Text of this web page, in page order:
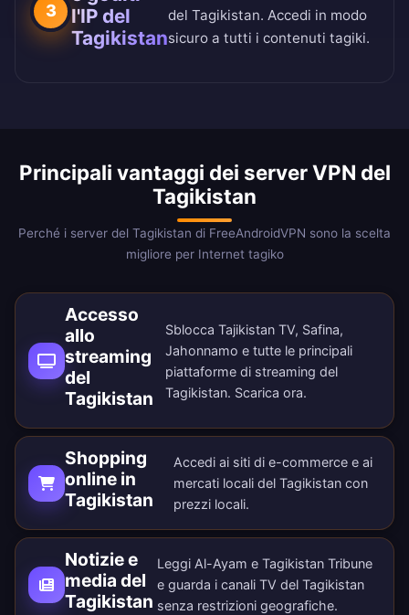
3
l'IP del
Tagikistan
del Tagikistan. Accedi in modo
sicuro a tutti i contenuti tagiki.
Principali vantaggi dei server VPN del
Tagikistan
Perché i server del Tagikistan di FreeAndroidVPN sono la scelta
migliore per Internet tagiko
Accesso
allo
streaming
del
Tagikistan
Sblocca Tajikistan TV, Safina,
Jahonnamo e tutte le principali
piattaforme di streaming del
Tagikistan. Scarica ora.
Shopping
online in
Tagikistan
Accedi ai siti di e-commerce e ai
mercati locali del Tagikistan con
prezzi locali.
Notizie e
media del
Tagikistan
Leggi Al-Ayam e Tagikistan Tribune
e guarda i canali TV del Tagikistan
senza restrizioni geografiche.